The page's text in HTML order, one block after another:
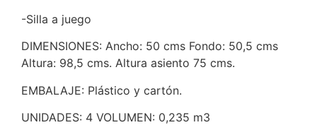
-Silla a juego
DIMENSIONES: Ancho: 50 cms Fondo: 50,5 cms
Altura: 98,5 cms. Altura asiento 75 cms.
EMBALAJE: Plástico y cartón.
UNIDADES: 4 VOLUMEN: 0,235 m3